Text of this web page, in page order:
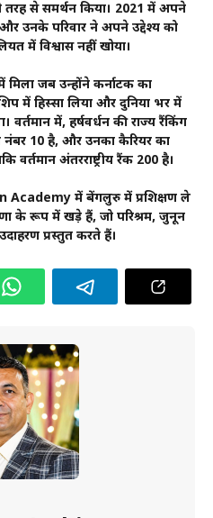
से समर्थन किया। 2021 में अपने
उनके परिवार ने अपने उद्देश्य को
में विश्वास नहीं खोया।
जब उन्होंने कर्नाटक का
में हिस्सा लिया और दुनिया भर में
वर्तमान में, हर्षवर्धन की राज्य रैंकिंग
10 है, और उनका कैरियर का
वर्तमान अंतरराष्ट्रीय रैंक 200 है।
में बेंगलुरु में प्रशिक्षण ले
के रूप में खड़े हैं, जो परिश्रम, जुनून
प्रस्तुत करते हैं।